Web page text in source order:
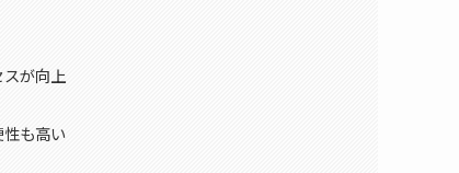
が向上
性も高い